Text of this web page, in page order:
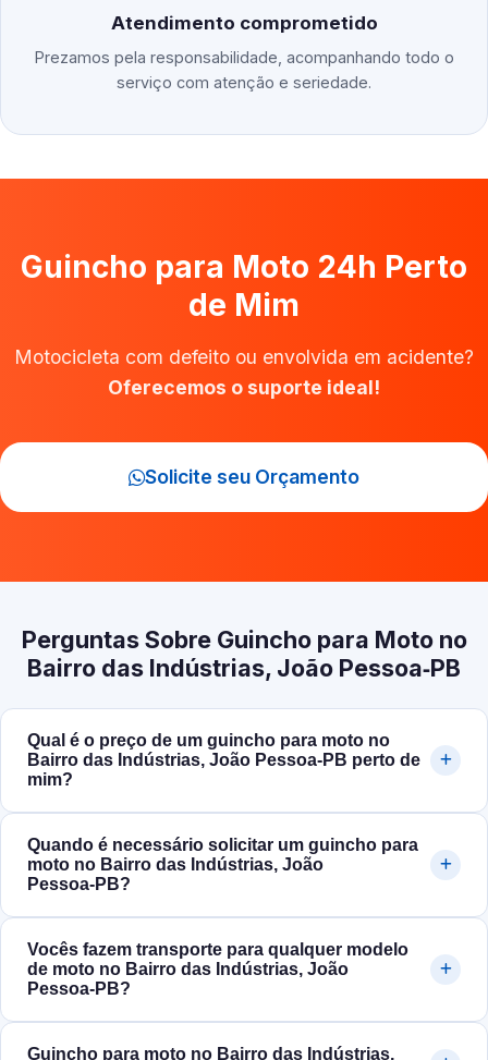
Atendimento comprometido
Prezamos pela responsabilidade, acompanhando todo o
serviço com atenção e seriedade.
Guincho para Moto 24h Perto
de Mim
Motocicleta com defeito ou envolvida em acidente?
Oferecemos o suporte ideal!
Solicite seu Orçamento
Perguntas Sobre Guincho para Moto no
Bairro das Indústrias, João Pessoa‑PB
Qual é o preço de um guincho para moto no
Bairro das Indústrias, João Pessoa‑PB perto de
mim?
Quando é necessário solicitar um guincho para
moto no Bairro das Indústrias, João
Pessoa‑PB?
Vocês fazem transporte para qualquer modelo
de moto no Bairro das Indústrias, João
Pessoa‑PB?
Guincho para moto no Bairro das Indústrias,